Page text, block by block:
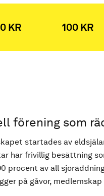
KR 100 KR
förening som
startades av
har frivillig besättning
procent av all
på gåvor,